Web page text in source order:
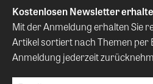
Kostenlosen Newsletter
Mit der Anmeldung erhalten Sie
Artikel sortiert nach Themen per
Anmeldung jederzeit